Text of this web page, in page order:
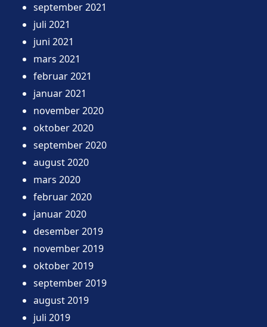
september 2021
juli 2021
juni 2021
mars 2021
februar 2021
januar 2021
november 2020
oktober 2020
september 2020
august 2020
mars 2020
februar 2020
januar 2020
desember 2019
november 2019
oktober 2019
september 2019
august 2019
juli 2019